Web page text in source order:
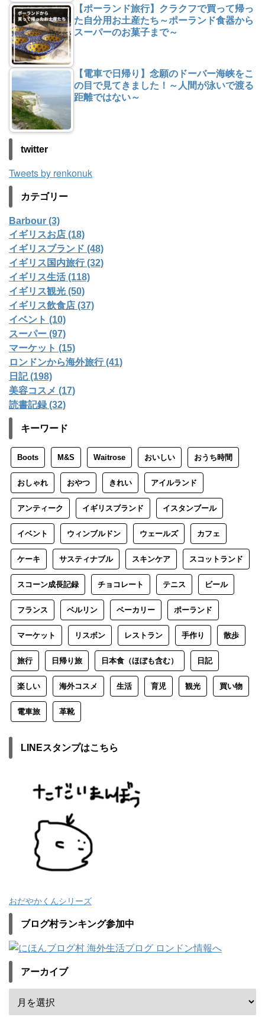
【ポーランド旅行】クラクフで買って帰っ
た自分用お土産たち～ポーランド食器から
スーパーのお菓子まで～
【電車で日帰り】念願のドーバー海峡をこ
の目で見てきました！～人間が泳いで渡る
距離ではない～
twitter
Tweets by renkonuk
カテゴリー
Barbour (3)
イギリスお店 (18)
イギリスブランド (48)
イギリス国内旅行 (32)
イギリス生活 (118)
イギリス観光 (50)
イギリス飲食店 (37)
イベント (10)
スーパー (97)
マーケット (15)
ロンドンから海外旅行 (41)
日記 (198)
美容コスメ (17)
読書記録 (32)
キーワード
Boots M&S Waitrose おいしい おうち時間
おしゃれ おやつ きれい アイルランド
アンティーク イギリスブランド イスタンブール
イベント ウィンブルドン ウェールズ カフェ
ケーキ サスティナブル スキンケア スコットランド
スコーン成長記録 チョコレート テニス ビール
フランス ベルリン ベーカリー ポーランド
マーケット リスボン レストラン 手作り 散歩
旅行 日帰り旅 日本食（ほぼも含む） 日記
楽しい 海外コスメ 生活 育児 観光 買い物
電車旅 革靴
LINEスタンプはこちら
おだやかくんシリーズ
ブログ村ランキング参加中
アーカイブ